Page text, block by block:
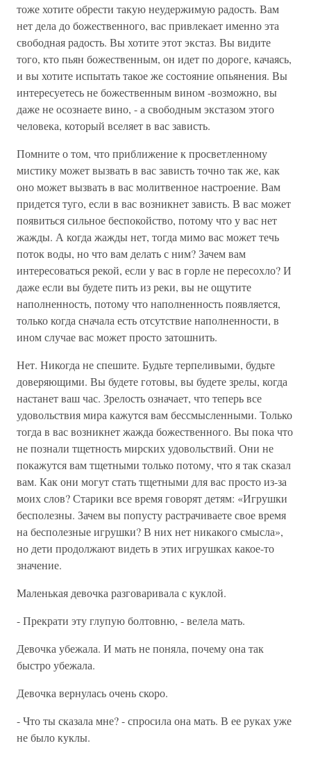
тоже хотите обрести такую неудержимую радость. Вам
нет дела до божественного, вас привлекает именно эта
свободная радость. Вы хотите этот экстаз. Вы видите
того, кто пьян божественным, он идет по дороге, качаясь,
и вы хотите испытать такое же состояние опьянения. Вы
интересуетесь не божественным вином -возможно, вы
даже не осознаете вино, - а свободным экстазом этого
человека, который вселяет в вас зависть.
Помните о том, что приближение к просветленному
мистику может вызвать в вас зависть точно так же, как
оно может вызвать в вас молитвенное настроение. Вам
придется туго, если в вас возникнет зависть. В вас может
появиться сильное беспокойство, потому что у вас нет
жажды. А когда жажды нет, тогда мимо вас может течь
поток воды, но что вам делать с ним? Зачем вам
интересоваться рекой, если у вас в горле не пересохло? И
даже если вы будете пить из реки, вы не ощутите
наполненность, потому что наполненность появляется,
только когда сначала есть отсутствие наполненности, в
ином случае вас может просто затошнить.
Нет. Никогда не спешите. Будьте терпеливыми, будьте
доверяющими. Вы будете готовы, вы будете зрелы, когда
настанет ваш час. Зрелость означает, что теперь все
удовольствия мира кажутся вам бессмысленными. Только
тогда в вас возникнет жажда божественного. Вы пока что
не познали тщетность мирских удовольствий. Они не
покажутся вам тщетными только потому, что я так сказал
вам. Как они могут стать тщетными для вас просто из-за
моих слов? Старики все время говорят детям: «Игрушки
бесполезны. Зачем вы попусту растрачиваете свое время
на бесполезные игрушки? В них нет никакого смысла»,
но дети продолжают видеть в этих игрушках какое-то
значение.
Маленькая девочка разговаривала с куклой.
- Прекрати эту глупую болтовню, - велела мать.
Девочка убежала. И мать не поняла, почему она так
быстро убежала.
Девочка вернулась очень скоро.
- Что ты сказала мне? - спросила она мать. В ее руках уже
не было куклы.